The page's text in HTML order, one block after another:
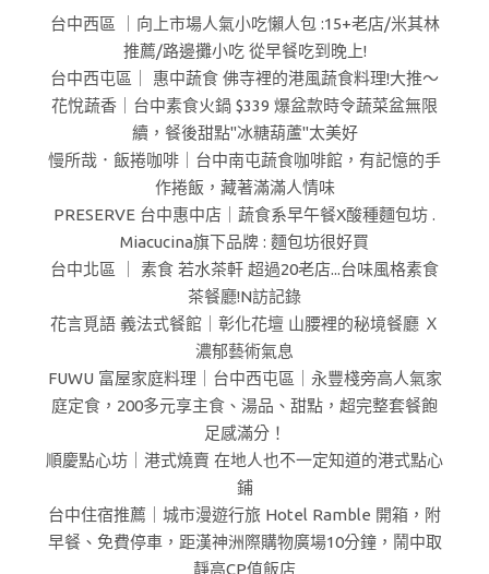
台中西區 ｜向上市場人氣小吃懶人包 :15+老店/米其林
推薦/路邊攤小吃 從早餐吃到晚上!
台中西屯區｜ 惠中蔬食 佛寺裡的港風蔬食料理!大推～
花悅蔬香｜台中素食火鍋 $339 爆盆款時令蔬菜盆無限
續，餐後甜點"冰糖葫蘆"太美好
慢所哉．飯捲咖啡｜台中南屯蔬食咖啡館，有記憶的手
作捲飯，藏著滿滿人情味
PRESERVE 台中惠中店｜蔬食系早午餐X酸種麵包坊 .
Miacucina旗下品牌 : 麵包坊很好買
台中北區 ｜ 素食 若水茶軒 超過20老店...台味風格素食
茶餐廳!N訪記錄
花言覓語 義法式餐館｜彰化花壇 山腰裡的秘境餐廳 Ｘ
濃郁藝術氣息
FUWU 富屋家庭料理｜台中西屯區｜永豐棧旁高人氣家
庭定食，200多元享主食、湯品、甜點，超完整套餐飽
足感滿分！
順慶點心坊｜港式燒賣 在地人也不一定知道的港式點心
鋪
台中住宿推薦｜城市漫遊行旅 Hotel Ramble 開箱，附
早餐、免費停車，距漢神洲際購物廣場10分鐘，鬧中取
靜高CP值飯店